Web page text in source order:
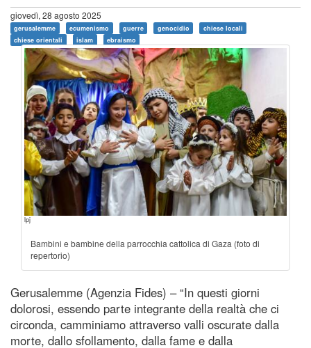
giovedì, 28 agosto 2025
gerusalemme ecumenismo guerre genocidio
chiese locali
chiese orientali
islam ebraismo
lpj
Bambini e bambine della parrocchia cattolica di Gaza (foto di
repertorio)
Gerusalemme (Agenzia Fides) – “In questi giorni
dolorosi, essendo parte integrante della realtà che ci
circonda, camminiamo attraverso valli oscurate dalla
morte, dallo sfollamento, dalla fame e dalla